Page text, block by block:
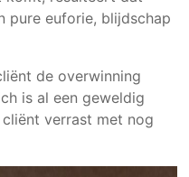
pure euforie, blijdschap
de overwinning
is al een geweldig
verrast met nog